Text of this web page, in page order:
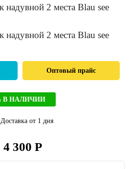
Оптовый прайс
В НАЛИЧИИ
Доставка от 1 дня
4 300 Р